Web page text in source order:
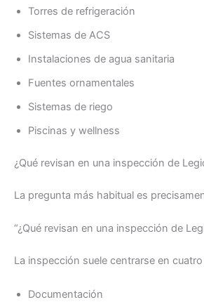
Torres de refrigeración
Sistemas de ACS
Instalaciones de agua sanitaria
Fuentes ornamentales
Sistemas de riego
Piscinas y wellness
¿Qué revisan en una inspección de
La pregunta más habitual es
“¿Qué revisan en una inspección de
La inspección suele centrarse en
Documentación